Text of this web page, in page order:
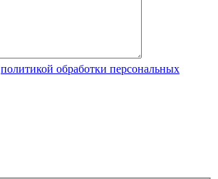
политикой обработки персональных